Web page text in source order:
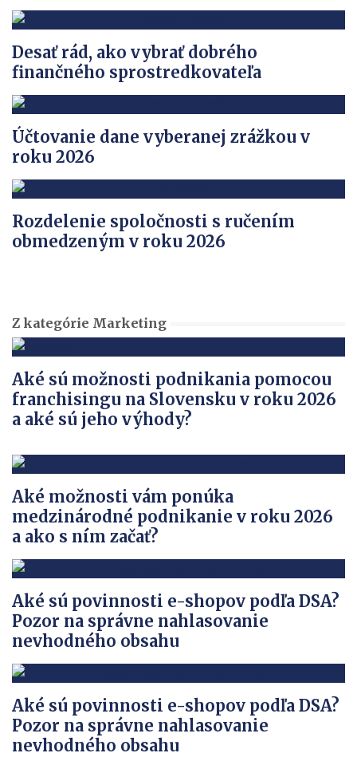
Desať rád, ako vybrať dobrého
finančného sprostredkovateľa
Účtovanie dane vyberanej zrážkou v
roku 2026
Rozdelenie spoločnosti s ručením
obmedzeným v roku 2026
Z kategórie Marketing
Aké sú možnosti podnikania pomocou
franchisingu na Slovensku v roku 2026
a aké sú jeho výhody?
Aké možnosti vám ponúka
medzinárodné podnikanie v roku 2026
a ako s ním začať?
Aké sú povinnosti e-shopov podľa DSA?
Pozor na správne nahlasovanie
nevhodného obsahu
Aké sú povinnosti e-shopov podľa DSA?
Pozor na správne nahlasovanie
nevhodného obsahu